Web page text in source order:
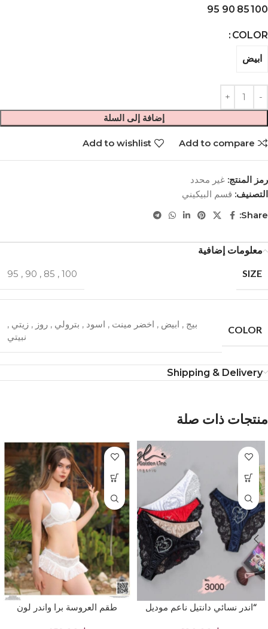
100
85
90
95
COLOR
ابيض
إضافة إلى السلة
Add to compare
Add to wishlist
رمز المنتج: غير محدد
التصنيف: قسم البيكيني
Share:
معلومات إضافية
SIZE
100
,
85
,
90
,
95
COLOR بيج , ابيض , اخضر مينت , اسود , بترولي , روز , زيتي ,
نبيتي
Shipping & Delivery
منتجات ذات صلة
“اندر نسائي دانتيل ناعم موديل
طقم العروسة برا واندر لون